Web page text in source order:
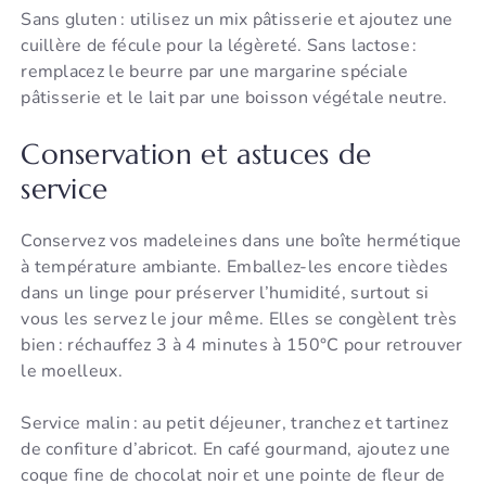
Sans gluten : utilisez un mix pâtisserie et ajoutez une
cuillère de fécule pour la légèreté. Sans lactose :
remplacez le beurre par une margarine spéciale
pâtisserie et le lait par une boisson végétale neutre.
Conservation et astuces de
service
Conservez vos madeleines dans une boîte hermétique
à température ambiante. Emballez-les encore tièdes
dans un linge pour préserver l’humidité, surtout si
vous les servez le jour même. Elles se congèlent très
bien : réchauffez 3 à 4 minutes à 150°C pour retrouver
le moelleux.
Service malin : au petit déjeuner, tranchez et tartinez
de confiture d’abricot. En café gourmand, ajoutez une
coque fine de chocolat noir et une pointe de fleur de